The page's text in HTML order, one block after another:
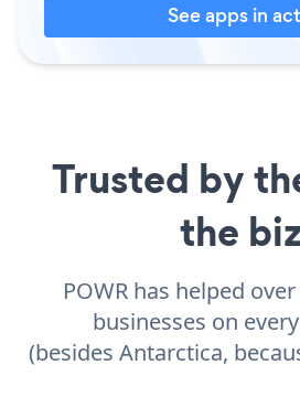
See apps in
Trusted by
the
POWR has helped
businesses on
(besides Antarctica,